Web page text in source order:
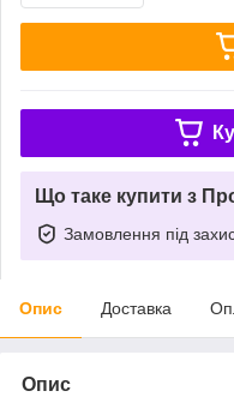
Що таке купити з
Замовлення під
Опис Доставка
Опис